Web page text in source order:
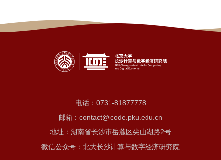
电话： 0731-81877778
邮箱：contact@icode.pku.edu.cn
地址：湖南省长沙市岳麓区尖山湖路2号
微信公众号：北大长沙计算与数字经济研究院